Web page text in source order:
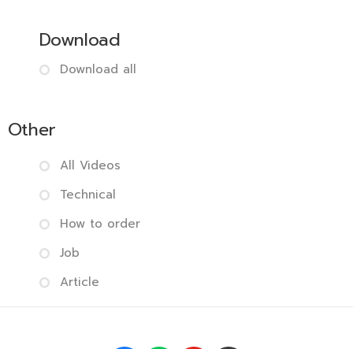
Download
Download all
Other
All Videos
Technical
How to order
Job
Article